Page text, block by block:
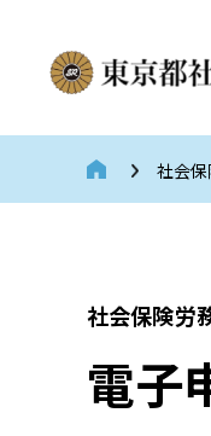
社会
社会保険労
電子